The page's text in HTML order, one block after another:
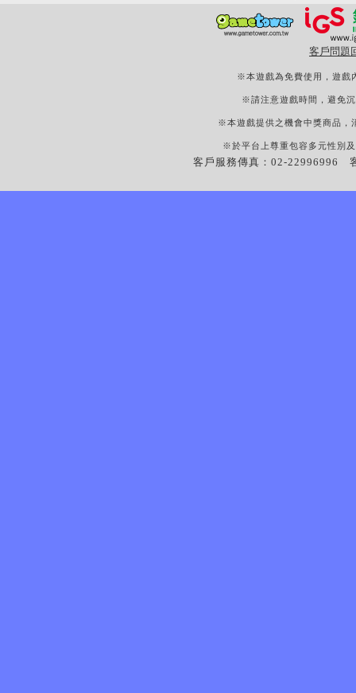
客戶問題
※本遊戲為免費使用，遊戲
※請注意遊戲時間，避免
※本遊戲提供之機會中獎商品，
※於平台上尊重包容多元性別
客戶服務傳真：02-22996996